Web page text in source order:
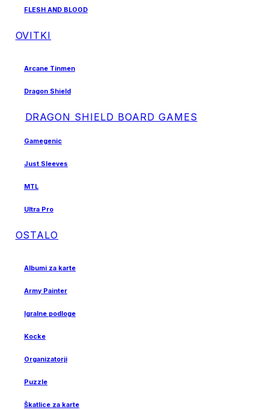
FLESH AND BLOOD
OVITKI
Arcane Tinmen
Dragon Shield
DRAGON SHIELD BOARD GAMES
Gamegenic
Just Sleeves
MTL
Ultra Pro
OSTALO
Albumi za karte
Army Painter
Igralne podloge
Kocke
Organizatorji
Puzzle
Škatlice za karte